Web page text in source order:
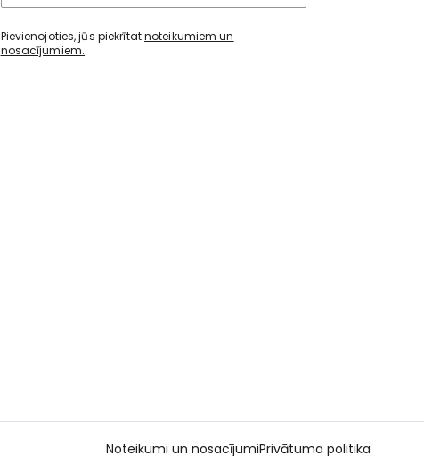
Pievienojoties, jūs piekrītatnoteikumiem un
nosacījumiem..
Noteikumi un nosacījumiPrivātuma politika